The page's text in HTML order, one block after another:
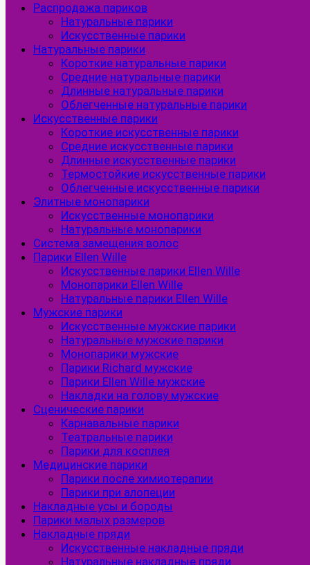
Распродажа париков
Натуральные парики
Искусственные парики
Натуральные парики
Короткие натуральные парики
Средние натуральные парики
Длинные натуральные парики
Облегченные натуральные парики
Искусственные парики
Короткие искусственные парики
Средние искусственные парики
Длинные искусственные парики
Термостойкие искусственные парики
Облегченные искусственные парики
Элитные монопарики
Искусственные монопарики
Натуральные монопарики
Система замещения волос
Парики Ellen Wille
Искусственные парики Ellen Wille
Монопарики Ellen Wille
Натуральные парики Ellen Wille
Мужские парики
Искусственные мужские парики
Натуральные мужские парики
Монопарики мужские
Парики Richard мужские
Парики Ellen Wille мужские
Накладки на голову мужские
Сценические парики
Карнавальные парики
Театральные парики
Парики для косплея
Медицинские парики
Парики после химиотерапии
Парики при алопеции
Накладные усы и бороды
Парики малых размеров
Накладные пряди
Искусственные накладные пряди
Натуральные накладные пряди